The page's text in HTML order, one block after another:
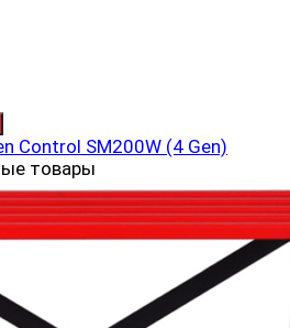
Control SM200W (4 Gеn)
товары